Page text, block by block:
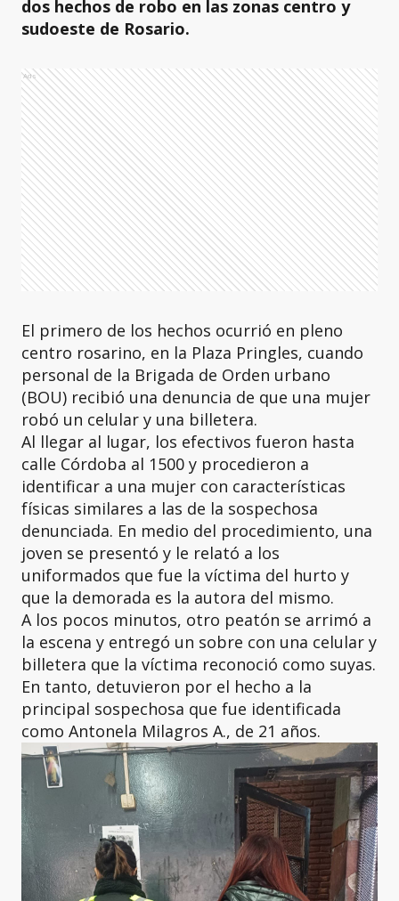
dos hechos de robo en las zonas centro y
sudoeste de Rosario.
Ads
El primero de los hechos ocurrió en pleno
centro rosarino, en la Plaza Pringles, cuando
personal de la Brigada de Orden urbano
(BOU) recibió una denuncia de que una mujer
robó un celular y una billetera.
Al llegar al lugar, los efectivos fueron hasta
calle Córdoba al 1500 y procedieron a
identificar a una mujer con características
físicas similares a las de la sospechosa
denunciada. En medio del procedimiento, una
joven se presentó y le relató a los
uniformados que fue la víctima del hurto y
que la demorada es la autora del mismo.
A los pocos minutos, otro peatón se arrimó a
la escena y entregó un sobre con una celular y
billetera que la víctima reconoció como suyas.
En tanto, detuvieron por el hecho a la
principal sospechosa que fue identificada
como Antonela Milagros A., de 21 años.